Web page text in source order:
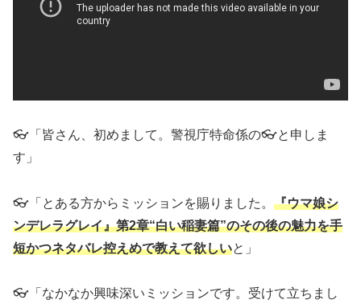
👓「皆さん、初めまして。警視庁特命係の👓と申しま
す」
👓「とある方からミッションを賜りました。 『ウマ娘シ
ンデレラグレイ』第2章“白い稲妻篇”のその後の魅力を手
短かつネタバレ控えめで教えて欲しいと」
👓「なかなか興味深いミッションです。受けて立ちまし